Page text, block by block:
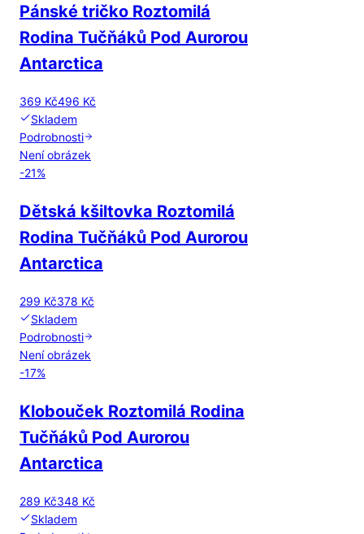
Pánské tričko Roztomilá
Rodina Tučňáků Pod Aurorou
Antarctica
369 Kč496 Kč
Skladem
Podrobnosti
Není obrázek
-21%
Dětská kšiltovka Roztomilá
Rodina Tučňáků Pod Aurorou
Antarctica
299 Kč378 Kč
Skladem
Podrobnosti
Není obrázek
-17%
Klobouček Roztomilá Rodina
Tučňáků Pod Aurorou
Antarctica
289 Kč348 Kč
Skladem